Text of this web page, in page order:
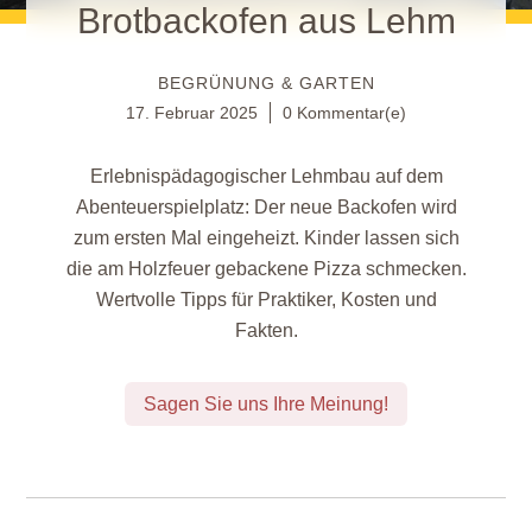
Brotbackofen aus Lehm
BEGRÜNUNG & GARTEN
17. Februar 2025
0 Kommentar(e)
Erlebnispädagogischer Lehmbau auf dem
Abenteuerspielplatz: Der neue Backofen wird
zum ersten Mal eingeheizt. Kinder lassen sich
die am Holzfeuer gebackene Pizza schmecken.
Wertvolle Tipps für Praktiker, Kosten und
Fakten.
Sagen Sie uns Ihre Meinung!